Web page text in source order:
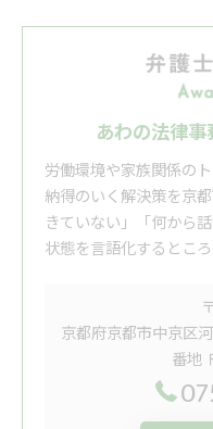
あわの法律
労働環境や家族関係の
納得のいく解決策を京
きていない」「何から
状態を言語化するとこ
京都府京都市中京区
番地